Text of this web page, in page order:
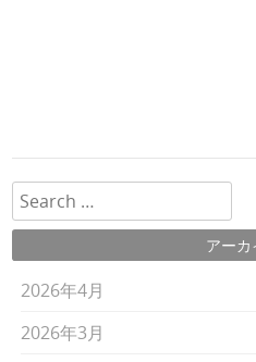
菅平
検索
アーカ
2026年4月
2026年3月